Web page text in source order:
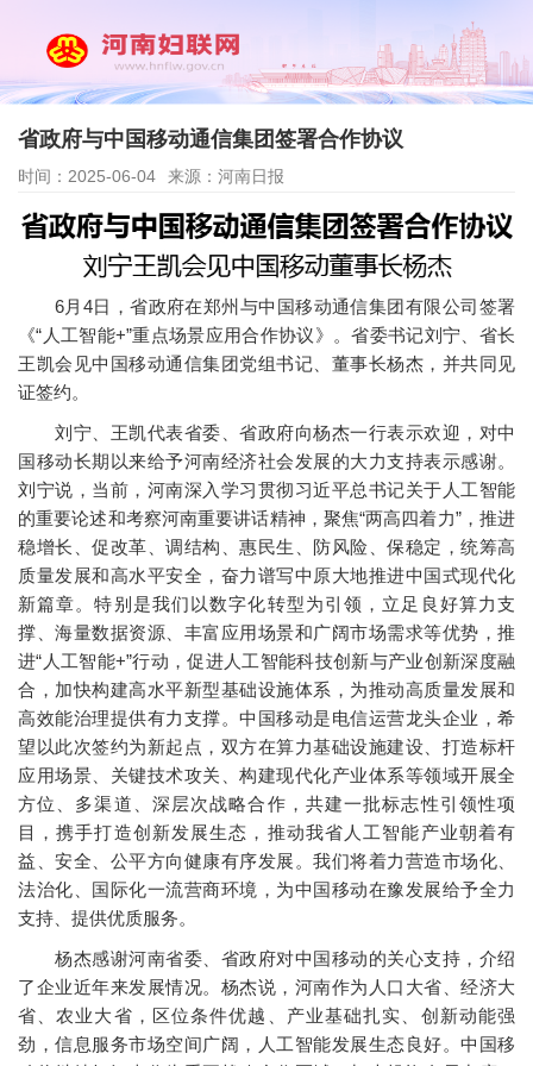
省政府与中国移动通信集团签署合作协议
时间：2025-06-04 来源：河南日报
6月4日，省政府在郑州与中国移动通信集团有限公司签署
《“人工智能+”重点场景应用合作协议》。省委书记刘宁、省长
王凯会见中国移动通信集团党组书记、董事长杨杰，并共同见
证签约。
刘宁、王凯代表省委、省政府向杨杰一行表示欢迎，对中
国移动长期以来给予河南经济社会发展的大力支持表示感谢。
刘宁说，当前，河南深入学习贯彻习近平总书记关于人工智能
的重要论述和考察河南重要讲话精神，聚焦“两高四着力”，推进
稳增长、促改革、调结构、惠民生、防风险、保稳定，统筹高
质量发展和高水平安全，奋力谱写中原大地推进中国式现代化
新篇章。特别是我们以数字化转型为引领，立足良好算力支
撑、海量数据资源、丰富应用场景和广阔市场需求等优势，推
进“人工智能+”行动，促进人工智能科技创新与产业创新深度融
合，加快构建高水平新型基础设施体系，为推动高质量发展和
高效能治理提供有力支撑。中国移动是电信运营龙头企业，希
望以此次签约为新起点，双方在算力基础设施建设、打造标杆
应用场景、关键技术攻关、构建现代化产业体系等领域开展全
方位、多渠道、深层次战略合作，共建一批标志性引领性项
目，携手打造创新发展生态，推动我省人工智能产业朝着有
益、安全、公平方向健康有序发展。我们将着力营造市场化、
法治化、国际化一流营商环境，为中国移动在豫发展给予全力
支持、提供优质服务。
杨杰感谢河南省委、省政府对中国移动的关心支持，介绍
了企业近年来发展情况。杨杰说，河南作为人口大省、经济大
省、农业大省，区位条件优越、产业基础扎实、创新动能强
劲，信息服务市场空间广阔，人工智能发展生态良好。中国移